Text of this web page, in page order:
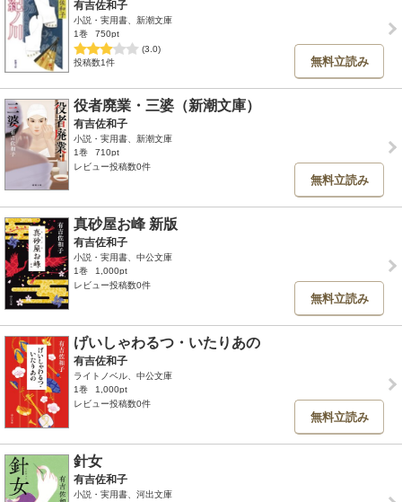
有吉佐和子
小説・実用書、新潮文庫
1巻
750pt
(3.0)
投稿数1件
無料立読み
役者廃業・三婆（新潮文庫）
有吉佐和子
小説・実用書、新潮文庫
1巻
710pt
レビュー投稿数0件
無料立読み
真砂屋お峰 新版
有吉佐和子
小説・実用書、中公文庫
1巻
1,000pt
レビュー投稿数0件
無料立読み
げいしゃわるつ・いたりあの
有吉佐和子
ライトノベル、中公文庫
1巻
1,000pt
レビュー投稿数0件
無料立読み
針女
有吉佐和子
小説・実用書、河出文庫